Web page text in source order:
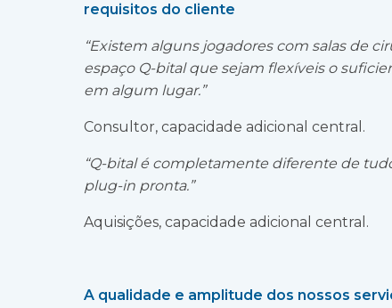
requisitos do cliente
“Existem alguns jogadores com salas de
espaço Q-bital que sejam flexíveis o
em algum lugar.”
Consultor, capacidade adicional central.
“Q-bital é completamente diferente de
plug-in pronta.”
Aquisições, capacidade adicional central.
A qualidade e amplitude dos nossos